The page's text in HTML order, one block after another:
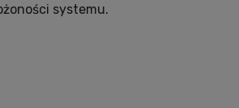
systemu.